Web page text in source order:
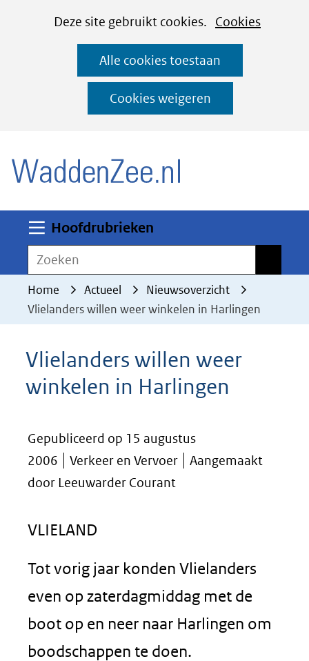
CookiesDeze site gebruikt cookies. Cookies
deze
worden
toegestaan
geweigerd.
Alle cookies toestaan
Cookies weigeren
Ga
naar
de
inhoud
Hoofdrubrieken
Zoeken
Home Actueel
Nieuwsoverzicht
Vlielanders willen weer winkelen in Harlingen
Vlielanders willen weer
winkelen in Harlingen
Gepubliceerd op 15 augustus
2006
Verkeer en Vervoer
Aangemaakt
door Leeuwarder Courant
VLIELAND
Tot vorig jaar konden Vlielanders
even op zaterdagmiddag met de
boot op en neer naar Harlingen om
boodschappen te doen.